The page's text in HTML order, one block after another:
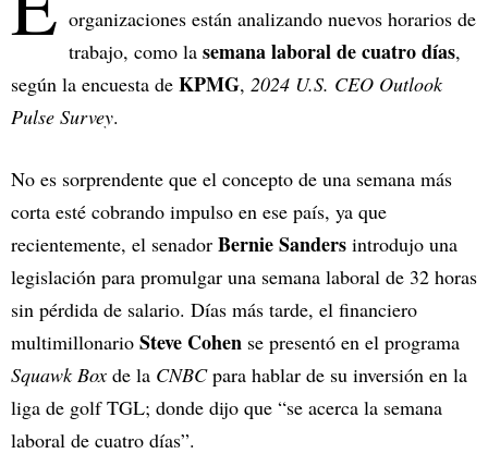
organizaciones están analizando nuevos horarios de
trabajo, como la semana laboral de cuatro días,
según la encuesta de KPMG, 2024 U.S. CEO Outlook
Pulse Survey.
No es sorprendente que el concepto de una semana más
corta esté cobrando impulso en ese país, ya que
recientemente, el senador Bernie Sanders introdujo una
legislación para promulgar una semana laboral de 32 horas
sin pérdida de salario. Días más tarde, el financiero
multimillonario Steve Cohen se presentó en el programa
Squawk Box de la CNBCpara hablar de su inversión en la
liga de golf TGL; donde dijo que “se acerca la semana
laboral de cuatro días”.